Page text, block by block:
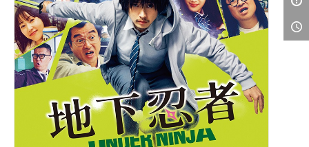
LIVE演唱會
影城公告
影城活動
中獎名單
合作夥伴